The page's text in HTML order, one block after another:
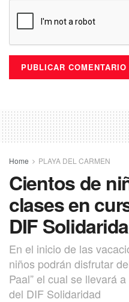
Home PLAYA DEL CARMEN
Cientos de
clases en
DIF
En el inicio de las
niños podrán disfrutar
Paal” el cual se llevará
del DIF Solidaridad